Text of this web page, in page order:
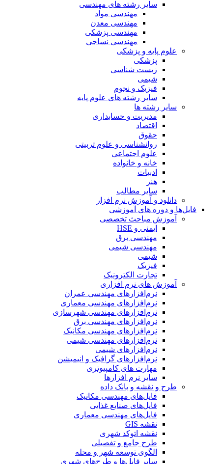
سایر رشته های مهندسی
مهندسی مواد
مهندسی معدن
مهندسی پزشکی
مهندسی نساجی
علوم پایه و پزشکی
پزشکی
زیست شناسی
شیمی
فیزیک و نجوم
سایر رشته های علوم پایه
سایر رشته ها
مدیریت و حسابداری
اقتصاد
حقوق
روانشناسی و علوم تربیتی
علوم اجتماعی
خانه و خانواده
ادبیات
هنر
سایر مطالب
دانلود و آموزش نرم افزار
فایل‌ها و دوره های آموزشی
آموزش مباحث تخصصی
ایمنی و HSE
مهندسی برق
مهندسی شیمی
شیمی
فیزیک
تجارت الکترونیک
آموزش های نرم افزاری
نرم‌افزارهای مهندسی عمران
نرم‌افزارهای مهندسی معماری
نرم‌افزارهای مهندسی شهرسازی
نرم‌افزارهای مهندسی برق
نرم‌افزارهای مهندسی مکانیک
نرم‌افزارهای مهندسی شیمی
نرم‌افزارهای شیمی
نرم‌افزارهای گرافیک و انیمیشن
مهارت های کامپیوتری
سایر نرم افزارها
طرح و نقشه و بانک داده
فایل‌های مهندسی مکانیک
فایل‌های صنایع غذایی
فایل‌های مهندسی معماری
نقشه GIS
نقشه اتوکد شهری
طرح جامع و تفصیلی
الگوی توسعه شهر و محله
سایر فایل‌ها و طرح‌های شهری